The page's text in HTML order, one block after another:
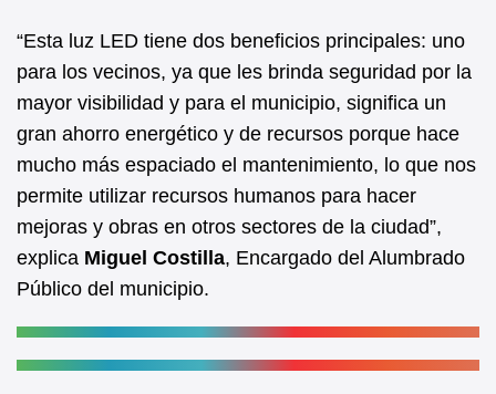
k
“Esta luz LED tiene dos beneficios principales: uno
para los vecinos, ya que les brinda seguridad por la
mayor visibilidad y para el municipio, significa un
gran ahorro energético y de recursos porque hace
mucho más espaciado el mantenimiento, lo que nos
permite utilizar recursos humanos para hacer
mejoras y obras en otros sectores de la ciudad”,
explica Miguel Costilla, Encargado del Alumbrado
Público del municipio.